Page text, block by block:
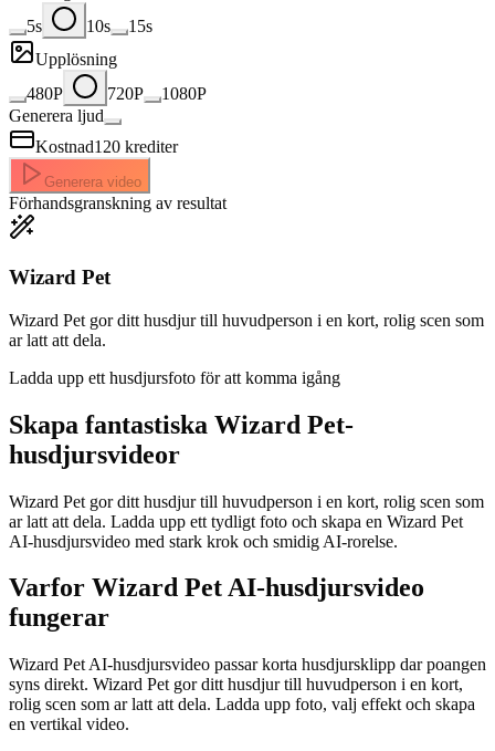
5s
10s
15s
Upplösning
480P
720P
1080P
Generera ljud
Kostnad120 krediter
Generera video
Förhandsgranskning av resultat
Wizard Pet
Wizard Pet gor ditt husdjur till huvudperson i en kort, rolig scen som
ar latt att dela.
Ladda upp ett husdjursfoto för att komma igång
Skapa fantastiska Wizard Pet-
husdjursvideor
Wizard Pet gor ditt husdjur till huvudperson i en kort, rolig scen som
ar latt att dela. Ladda upp ett tydligt foto och skapa en Wizard Pet
AI-husdjursvideo med stark krok och smidig AI-rorelse.
Varfor Wizard Pet AI-husdjursvideo
fungerar
Wizard Pet AI-husdjursvideo passar korta husdjursklipp dar poangen
syns direkt. Wizard Pet gor ditt husdjur till huvudperson i en kort,
rolig scen som ar latt att dela. Ladda upp foto, valj effekt och skapa
en vertikal video.